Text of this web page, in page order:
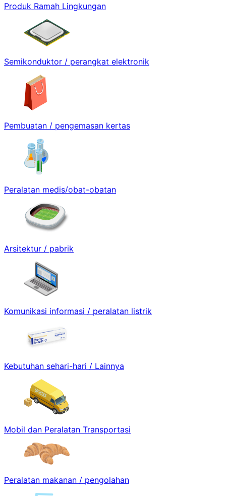
Produk Ramah Lingkungan
Semikonduktor / perangkat elektronik
Pembuatan / pengemasan kertas
Peralatan medis/obat-obatan
Arsitektur / pabrik
Komunikasi informasi / peralatan listrik
Kebutuhan sehari-hari / Lainnya
Mobil dan Peralatan Transportasi
Peralatan makanan / pengolahan